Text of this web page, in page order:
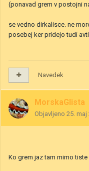
(ponavad grem v postojni
se vedno dirkalisce. ne
posebej ker pridejo tudi
Navedek
MorskaGlista
Objavljeno 25. maj
Ko grem jaz tam mimo